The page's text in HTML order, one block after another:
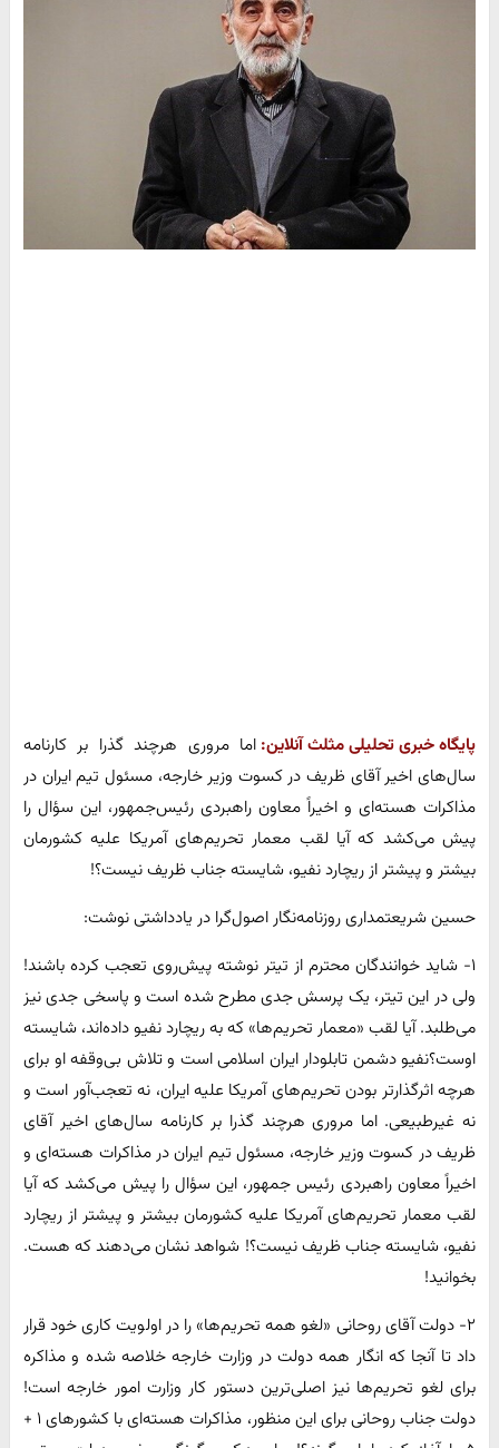
پایگاه خبری تحلیلی مثلث آنلاین: اما مروری هرچند گذرا بر کارنامه
سال‌های اخیر آقای ظریف در کسوت وزیر خارجه، مسئول تیم ایران در
مذاکرات هسته‌ای و اخیراً معاون راهبردی رئیس‌جمهور، این سؤال را
پیش می‌کشد که آیا لقب معمار تحریم‌های آمریکا علیه کشورمان
بیشتر و پیشتر از ریچارد نفیو، شایسته جناب ظریف نیست؟!
حسین شریعتمداری روزنامه‌نگار اصول‌گرا در یادداشتی نوشت:
۱- شاید خوانندگان محترم از تیتر نوشته پیش‌روی تعجب کرده باشند!
ولی در این تیتر، یک پرسش جدی مطرح شده است و پاسخی جدی نیز
می‌طلبد. آیا لقب «‌معمار تحریم‌ها‌» که به ریچارد نفیو داد‌ه‌اند، شایسته
اوست؟نفیو دشمن تابلودار ایران اسلامی است و تلاش بی‌وقفه او برای
هرچه اثرگذارتر بودن تحریم‌های آمریکا علیه ایران، نه تعجب‌آور است و
نه غیر‌طبیعی. اما مروری هرچند گذرا بر کارنامه سال‌های اخیر آقای
ظریف در کسوت وزیر خارجه، مسئول تیم ایران در مذاکرات هسته‌ای و
اخیراً معاون راهبردی رئیس‌ جمهور، این سؤال را پیش می‌کشد که آیا
لقب معمار تحریم‌های آمریکا علیه کشورمان بیشتر و پیشتر از ریچارد
نفیو، شایسته جناب ظریف نیست؟! شواهد نشان می‌دهند که هست.
بخوانید!
۲- دولت آقای روحانی «‌لغو همه تحریم‌ها‌» را در اولویت کاری خود قرار
داد تا آنجا که انگار همه دولت در وزارت خارجه خلاصه شده و مذاکره
برای لغو تحریم‌ها نیز اصلی‌ترین دستور کار وزارت امور خارجه است!
دولت جناب روحانی برای این منظور، مذاکرات هسته‌ای با کشورهای ۱ +